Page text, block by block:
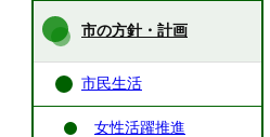
市の方針・計画
市民生活
女性活躍推進